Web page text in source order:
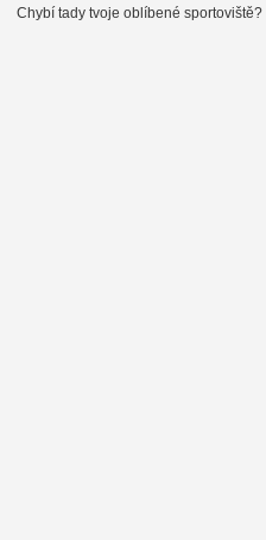
Chybí tady tvoje oblíbené sportoviště?